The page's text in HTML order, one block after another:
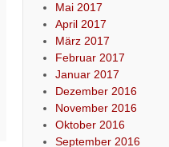
Mai 2017
April 2017
März 2017
Februar 2017
Januar 2017
Dezember 2016
November 2016
Oktober 2016
September 2016